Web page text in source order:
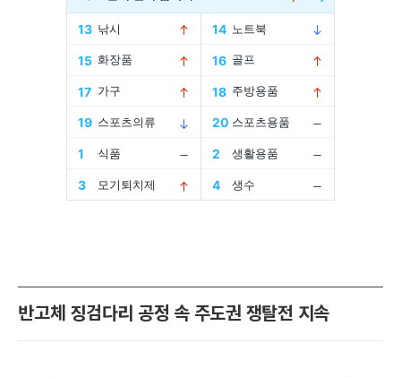
반고체 징검다리 공정 속 주도권 쟁탈전 지속